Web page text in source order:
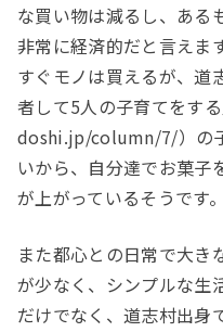
な買い物は減るし、ある
非常に経済的だと言えま
すぐモノは買えるが、道
者して5人の子育てをす
doshi.jp/column/7/）の
いから、自分達でお菓子
が上がっているそうです。
また都心との日常で大き
が少なく、シンプルな生
だけでなく、道志村出身